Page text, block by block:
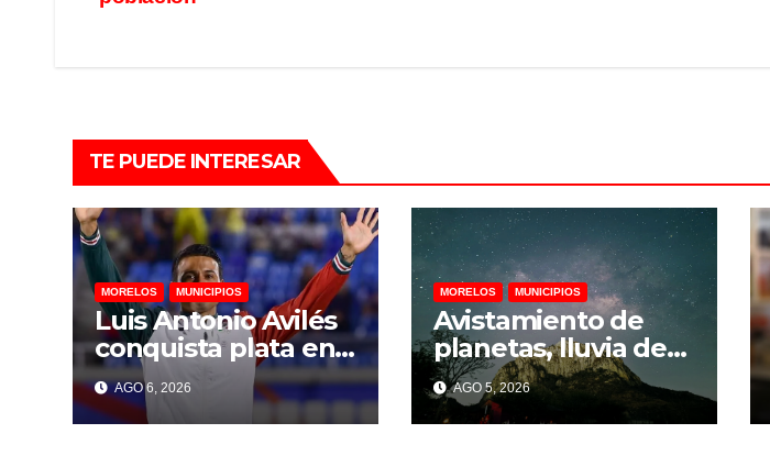
TE PUEDE INTERESAR
MORELOS MUNICIPIOS
Luis Antonio Avilés
conquista plata en
los 400 metros de
los Juegos
Centroamericanos y
AGO 6, 2026
MORELOS MUNICIPIOS
Avistamiento de
planetas, lluvia de
perseidas y eclipse
parcial llegarán a
Chalcatzingo en
AGO 5, 2026